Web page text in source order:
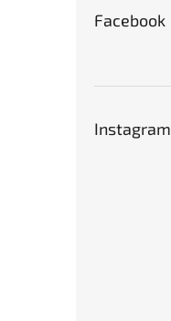
Facebook
Instagram